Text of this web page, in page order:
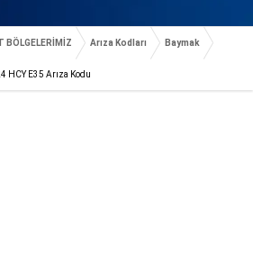
BÖLGELERİMİZ Arıza Kodları Baymak
HCY E35 Arıza Kodu